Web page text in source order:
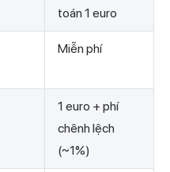
toán 1 euro
Miễn phí
1 euro + phí
chênh lệch
(~1%)